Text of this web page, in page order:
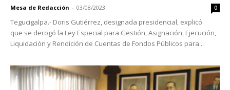
Mesa de Redacción - 03/08/2023 0
Tegucigalpa.- Doris Gutiérrez, designada presidencial, explicó
que se derogó la Ley Especial para Gestión, Asignación, Ejecución,
Liquidación y Rendición de Cuentas de Fondos Públicos para...